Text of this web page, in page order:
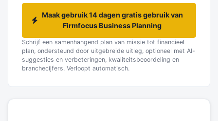
Maak gebruik 14 dagen gratis gebruik van
Firmfocus Business Planning
Schrijf een samenhangend plan van missie tot financieel
plan, ondersteund door uitgebreide uitleg, optioneel met AI-
suggesties en verbeteringen, kwaliteitsbeoordeling en
branchecijfers. Verloopt automatisch.